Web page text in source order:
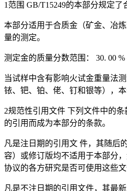
1范围 GB/T15249的本部分规定了
本部分适用于合质金（矿金、冶
量的测定。
测定金的质量分数范围： 30. 00 %
当试样中含有影响火试金重量法
铱、钯、铂、佬、钉和银等），本
2规范性引用文件 下列文件中的条
的引用而成为本部分的条款。
凡是注日期的引用文 件，其随后
容）或修订版均不适用于本部分
协议的各方研究是否可使用这些文
凡是不注日期的引用文件，其最新